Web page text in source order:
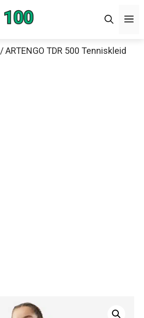
/ ARTENGO TDR 500 Tenniskleid